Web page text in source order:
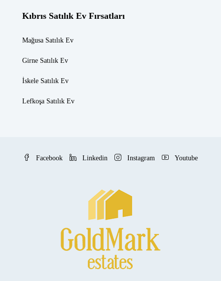
Kıbrıs Satılık Ev Fırsatları
Mağusa Satılık Ev
Girne Satılık Ev
İskele Satılık Ev
Lefkoşa Satılık Ev
Facebook Linkedin Instagram Youtube